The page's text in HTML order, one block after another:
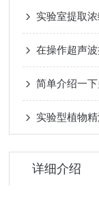
实验室提取
在操作超声
简单介绍一
详细介绍